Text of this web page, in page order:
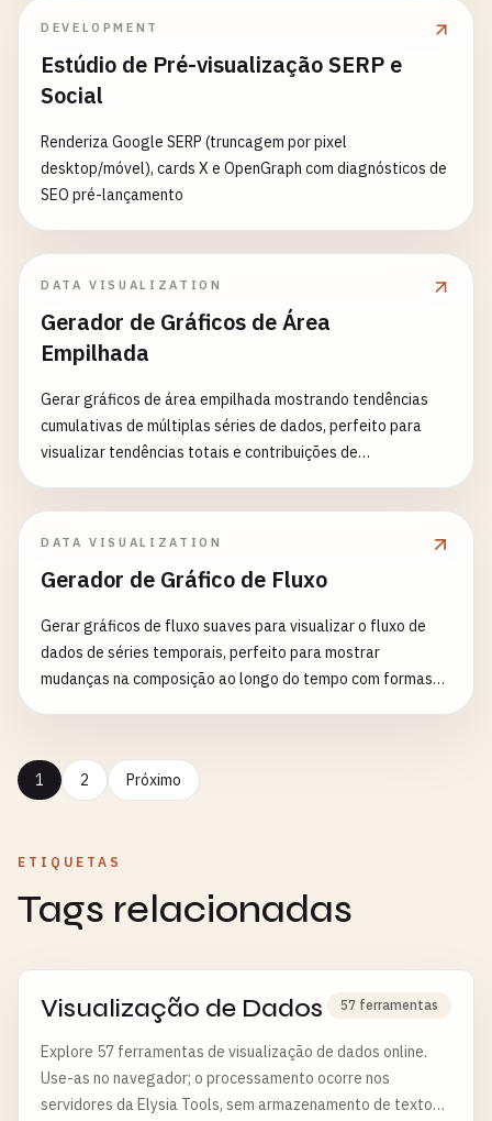
DEVELOPMENT
Estúdio de Pré-visualização SERP e
Social
Renderiza Google SERP (truncagem por pixel
desktop/móvel), cards X e OpenGraph com diagnósticos de
SEO pré-lançamento
DATA VISUALIZATION
Gerador de Gráficos de Área
Empilhada
Gerar gráficos de área empilhada mostrando tendências
cumulativas de múltiplas séries de dados, perfeito para
visualizar tendências totais e contribuições de
DATA VISUALIZATION
Gerador de Gráfico de Fluxo
Gerar gráficos de fluxo suaves para visualizar o fluxo de
dados de séries temporais, perfeito para mostrar
mudanças na composição ao longo do tempo com formas
1 2 Próximo
ETIQUETAS
Tags relacionadas
Visualização de Dados 57 ferramentas
Explore 57 ferramentas de visualização de dados online.
Use-as no navegador; o processamento ocorre nos
servidores da Elysia Tools, sem armazenamento de textos